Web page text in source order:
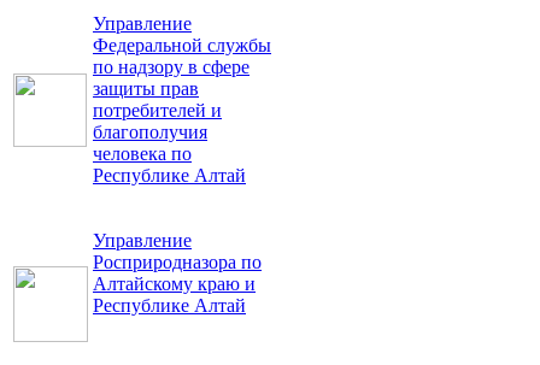
Управление
Федеральной службы
по надзору в сфере
защиты прав
потребителей и
благополучия
человека по
Республике Алтай
Управление
Росприродназора по
Алтайскому краю и
Республике Алтай